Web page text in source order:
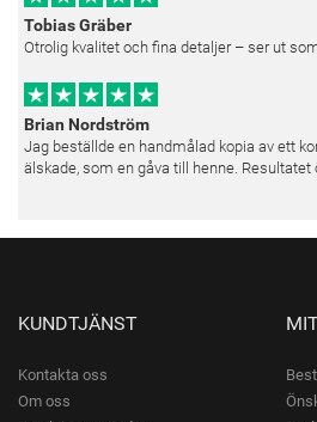
Tobias Gräber
Otrolig kvalitet och fina detaljer – ser ut
Brian Nordström
Jag beställde en handmålad kopia av ett
älskade, som en gåva till henne. Resultatet
KUNDTJÄNST
Kontakta oss
Om oss